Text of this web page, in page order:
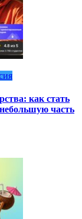
как стать
часть